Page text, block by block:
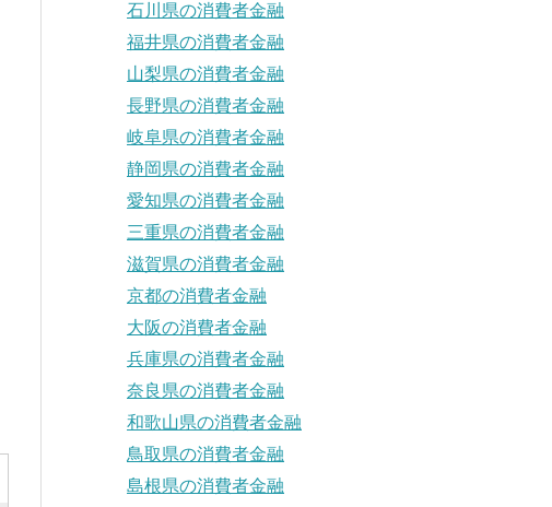
石川県の消費者金融
福井県の消費者金融
山梨県の消費者金融
長野県の消費者金融
岐阜県の消費者金融
静岡県の消費者金融
愛知県の消費者金融
三重県の消費者金融
滋賀県の消費者金融
京都の消費者金融
大阪の消費者金融
兵庫県の消費者金融
奈良県の消費者金融
和歌山県の消費者金融
鳥取県の消費者金融
島根県の消費者金融